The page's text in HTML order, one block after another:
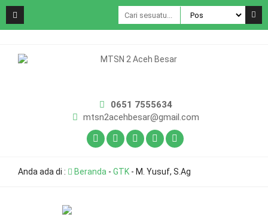
0651 7555634
mtsn2acehbesar@gmail.com
Anda ada di : Beranda - GTK - M. Yusuf, S.Ag